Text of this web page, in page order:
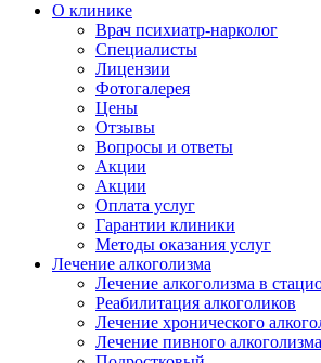
О клинике
Врач психиатр-нарколог
Специалисты
Лицензии
Фотогалерея
Цены
Отзывы
Вопросы и ответы
Акции
Акции
Оплата услуг
Гарантии клиники
Методы оказания услуг
Лечение алкоголизма
Лечение алкоголизма в
Реабилитация алкоголиков
Лечение хронического
Лечение пивного алкоголизма